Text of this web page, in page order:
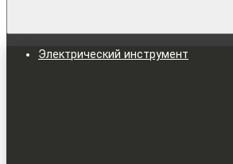
Электрический инструмент